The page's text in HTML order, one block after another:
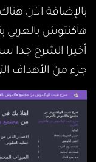
بالإضافة الآن
هاكنتوش
أخيرا الشرح جدا
جزء من الأهداف